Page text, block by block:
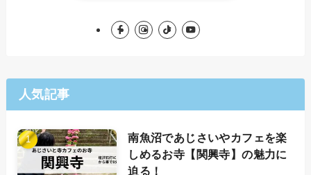
人気記事
南魚沼であじさいやカフェを楽
しめるお寺【関興寺】の魅力に
迫る！